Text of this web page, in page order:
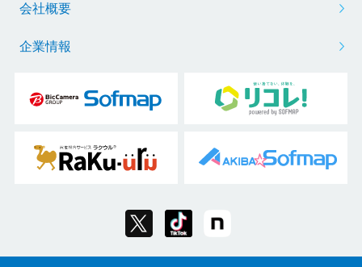
会社概要
企業情報